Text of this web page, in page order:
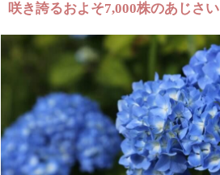
咲き誇るおよそ7,000株のあじさい